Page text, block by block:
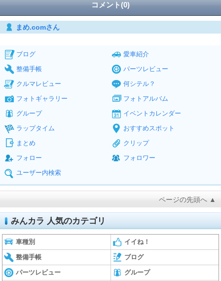
コメント(0)
まめ.comさん
ブログ
愛車紹介
整備手帳
パーツレビュー
クルマレビュー
何シテル？
フォトギャラリー
フォトアルバム
グループ
イベントカレンダー
ラップタイム
おすすめスポット
まとめ
クリップ
フォロー
フォロワー
ユーザー内検索
ページの先頭へ ▲
みんカラ 人気のカテゴリ
車種別 イイね！
整備手帳 ブログ
パーツレビュー グループ